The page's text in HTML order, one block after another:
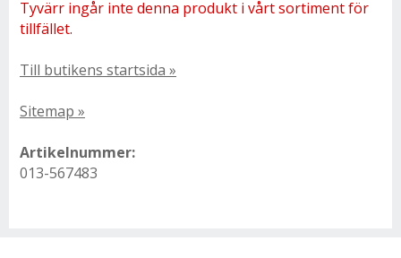
Tyvärr ingår inte denna produkt i vårt sortiment för
tillfället.
Till butikens startsida »
Sitemap »
Artikelnummer:
013-567483